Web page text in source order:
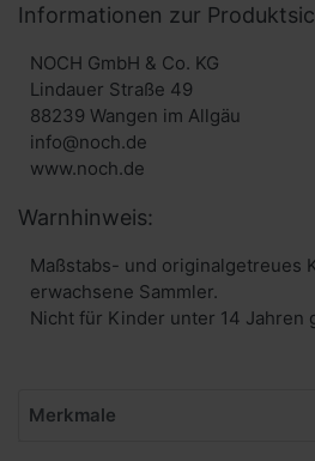
Informationen zur
NOCH GmbH & Co. KG
Lindauer Straße 49
88239 Wangen im Allgäu
info@noch.de
www.noch.de
Warnhinweis:
Maßstabs- und originalgetreues
erwachsene Sammler.
Nicht für Kinder unter 14 Jahren
Merkmale